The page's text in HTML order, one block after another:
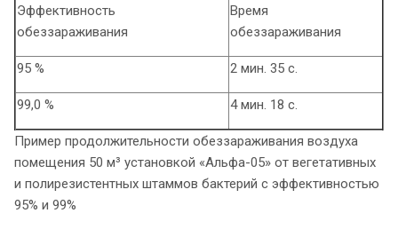
Эффективность
обеззараживания
Время
обеззараживания
95 % 2 мин. 35 с.
99,0 % 4 мин. 18 с.
Пример продолжительности обеззараживания воздуха
помещения 50 м³ установкой «Альфа-05» от вегетативных
и полирезистентных штаммов бактерий с эффективностью
95% и 99%